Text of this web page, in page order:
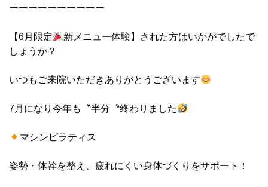
ーーーーーーーーーー
【6月限定
新メニュー体験】された方はいかがでしたで
しょうか？
いつもご来院いただきありがとうございます
7月になり今年も〝半分〝終わりました
マシンピラティス
姿勢・体幹を整え、疲れにくい身体づくりをサポート！